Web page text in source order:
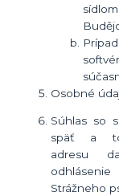
Osobné
Súhlas so
späť a
adresu
Strážneho